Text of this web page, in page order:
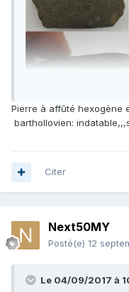
Pierre à affûté hexogène
barthollovien:
Citer
Next50MY
Posté(e) 12
Le 04/09/2017 à